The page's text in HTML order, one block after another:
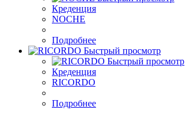
Креденция
NOCHE
Подробнее
Быстрый просмотр
Быстрый просмотр
Креденция
RICORDO
Подробнее